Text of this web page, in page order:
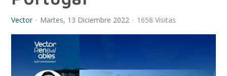
Vector Martes, 13 Diciembre 2022 1658 Visitas